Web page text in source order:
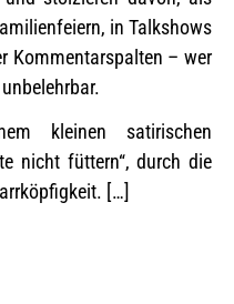
in Talkshows
Kommentarspalten – wer
kleinen satirischen
nicht füttern“, durch die
[…]